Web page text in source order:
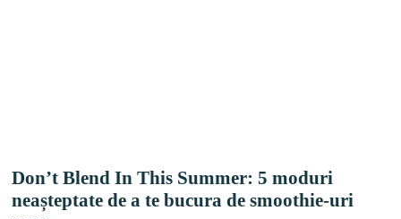
Don’t Blend In This Summer: 5 moduri
neașteptate de a te bucura de smoothie-uri